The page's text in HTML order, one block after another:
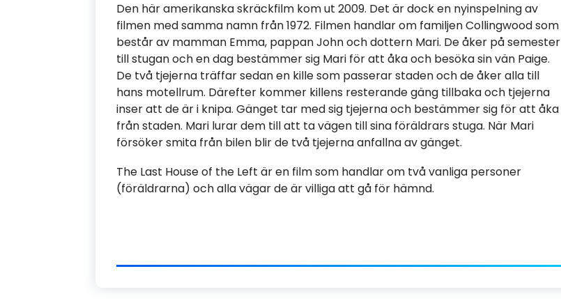
Den här amerikanska skräckfilm kom ut 2009. Det är dock en nyinspelning av
filmen med samma namn från 1972. Filmen handlar om familjen Collingwood som
består av mamman Emma, pappan John och dottern Mari. De åker på semester
till stugan och en dag bestämmer sig Mari för att åka och besöka sin vän Paige.
De två tjejerna träffar sedan en kille som passerar staden och de åker alla till
hans motellrum. Därefter kommer killens resterande gäng tillbaka och tjejerna
inser att de är i knipa. Gänget tar med sig tjejerna och bestämmer sig för att åka
från staden. Mari lurar dem till att ta vägen till sina föräldrars stuga. När Mari
försöker smita från bilen blir de två tjejerna anfallna av gänget.
The Last House of the Left är en film som handlar om två vanliga personer
(föräldrarna) och alla vägar de är villiga att gå för hämnd.